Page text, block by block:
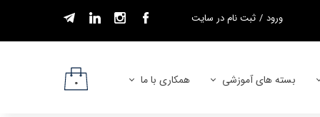
ورود / ثبت نام در سایت
حساب کاربری من
بسته های آموزشی همکاری با ما ۰